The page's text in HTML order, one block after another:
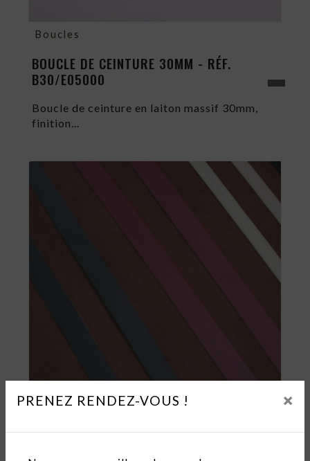
PRENEZ RENDEZ-VOUS ! ×
Boucles
BOUCLE DE CEINTURE 30MM - RÉF.
B30/E05000
Boucle de ceinture en laiton massif 30mm,
finition...